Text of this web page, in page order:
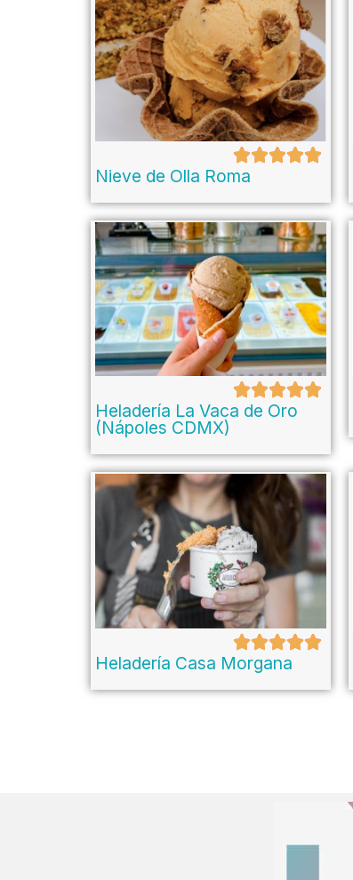
Nieve de Olla Roma
Heladería La Vaca de Oro
(Nápoles CDMX)
Heladería Casa Morgana